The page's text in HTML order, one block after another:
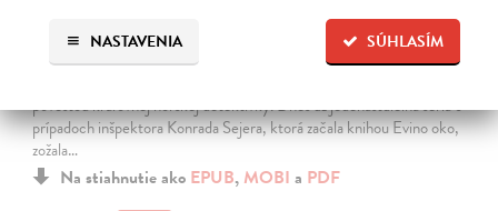
SÚHLASÍM
NASTAVENIA
Evino oko
Fossum Karin| Elektronická kniha
povesťou kráľovnej nórskej detektívky. Dnes už jedenásťdielna séria o
prípadoch inšpektora Konrada Sejera, ktorá začala knihou Evino oko,
zožala…
Na stiahnutie ako EPUB, MOBI a PDF